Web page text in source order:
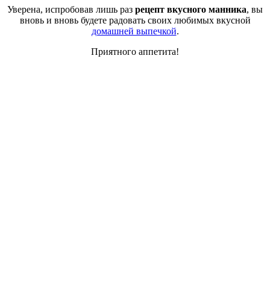
Уверена, испробовав лишь раз рецепт вкусного манника, вы
вновь и вновь будете радовать своих любимых вкусной
домашней выпечкой.
Приятного аппетита!